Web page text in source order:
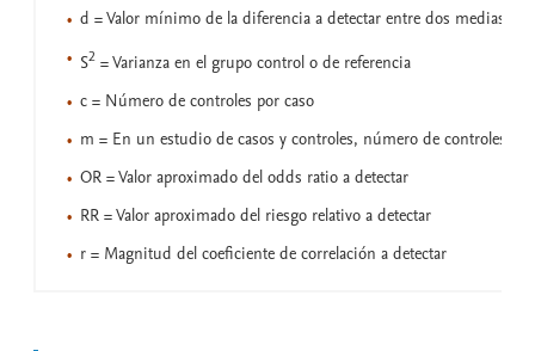
d = Valor mínimo de la diferencia a detectar entre dos medias
S2= Varianza en el grupo control o de referencia
c = Número de controles por caso
m = En un estudio de casos y controles, número de controles
OR = Valor aproximado del odds ratio a detectar
RR = Valor aproximado del riesgo relativo a detectar
r = Magnitud del coeficiente de correlación a detectar